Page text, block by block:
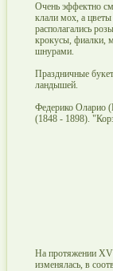
Очень эффектно
клали мох, а
располагались
крокусы, фиалки,
шнурами.
Праздничные
ландышей.
Федерико Оларио
(1848 - 1898).
На протяжении
изменялась, в